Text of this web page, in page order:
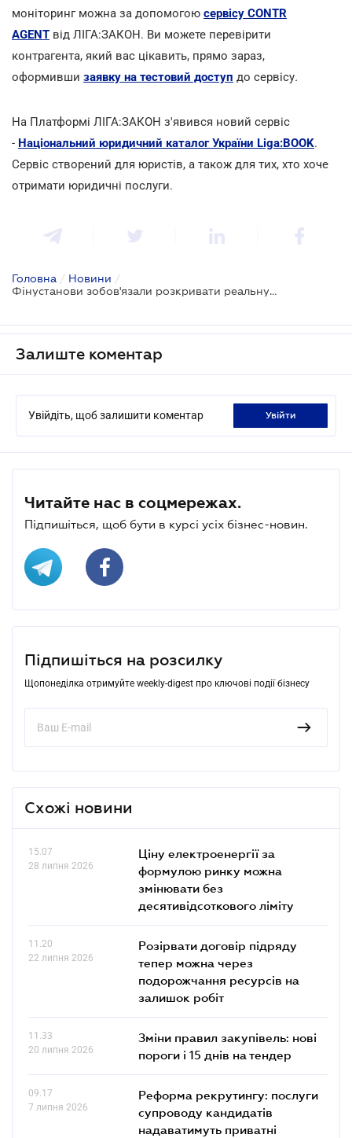
моніторинг можна за допомогою сервісу CONTR
AGENT від ЛІГА:ЗАКОН. Ви можете перевірити
контрагента, який вас цікавить, прямо зараз,
оформивши заявку на тестовий доступ до сервісу.
На Платформі ЛІГА:ЗАКОН з'явився новий сервіс
- Національний юридичний каталог України Liga:BOOK.
Сервіс створений для юристів, а також для тих, хто хоче
отримати юридичні послуги.
Головна / Новини /
Фінустанови зобов'язали розкривати реальну процентну ставку по кредитам (коментар експерта)
Залиште коментар
Увійдіть, щоб залишити коментар увійти
Читайте нас в соцмережах.
Підпишіться, щоб бути в курсі усіх бізнес-новин.
Підпишіться на розсилку
Щопонеділка отримуйте weekly-digest про ключові події бізнесу
Схожі новини
15.07
28 липня 2026
Ціну електроенергії за
формулою ринку можна
змінювати без
десятивідсоткового ліміту
11.20
22 липня 2026
Розірвати договір підряду
тепер можна через
подорожчання ресурсів на
залишок робіт
11.33
20 липня 2026
Зміни правил закупівель: нові
пороги і 15 днів на тендер
09.17
7 липня 2026
Реформа рекрутингу: послуги
супроводу кандидатів
надаватимуть приватні